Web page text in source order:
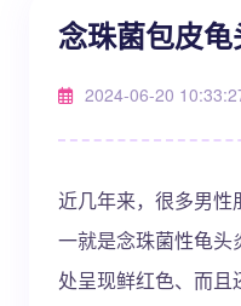
念珠菌包皮
2024-06-20
近几年来，很多男
一就是念珠菌性龟
处呈现鲜红色、而